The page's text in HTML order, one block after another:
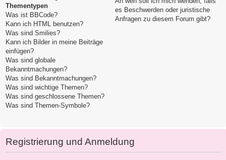
Thementypen
Was ist BBCode?
Kann ich HTML benutzen?
Was sind Smilies?
Kann ich Bilder in meine Beiträge
einfügen?
Was sind globale
Bekanntmachungen?
Was sind Bekanntmachungen?
Was sind wichtige Themen?
Was sind geschlossene Themen?
Was sind Themen-Symbole?
es Beschwerden oder juristische
Anfragen zu diesem Forum gibt?
Registrierung und Anmeldung